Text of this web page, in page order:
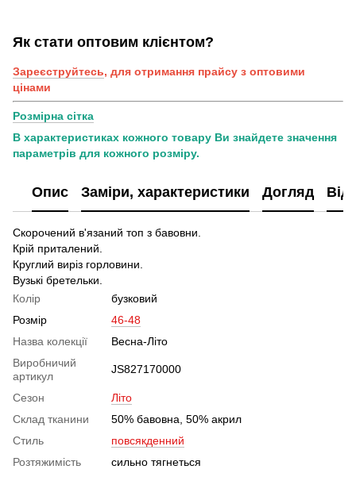
Як стати оптовим клієнтом?
Зареєструйтесь, для отримання прайсу з оптовими
цінами
Розмірна сітка
В характеристиках кожного товару Ви знайдете значення
параметрів для кожного розміру.
Опис Заміри, характеристики Догляд
Скорочений в'язаний топ з бавовни.
Крій приталений.
Круглий виріз горловини.
Вузькі бретельки.
Колір
бузковий
Розмір
46-48
Назва колекції
Весна-Літо
Виробничий
артикул
JS827170000
Сезон
Літо
Склад тканини
50% бавовна, 50% акрил
Стиль
повсякденний
Розтяжимість
сильно тягнеться